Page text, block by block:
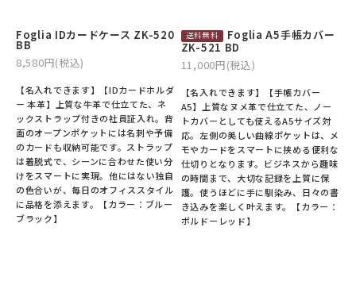
Foglia IDカードケース ZK-520
BB
8,580円(税込)
【名入れできます】【IDカードホルダ
ー 本革】上質な牛革で仕立てた、ネ
ックストラップ付きの社員証入れ。背
面のオープンポケットには名刺や予備
のカードも収納可能です。ストラップ
は着脱式で、シーンに合わせた使い分
けをスマートに実現。他にはない独自
の色合いが、毎日のオフィススタイル
に品格を添えます。【カラー：ブルー
ブラック】
Foglia A5手帳カバー
ZK-521 BD
11,000円(税込)
【名入れできます】【手帳カバー
A5】上質なヌメ革で仕立てた、ノー
トカバーとしても使えるA5サイズ対
応。左側の美しい曲線ポケットは、メ
モやカードをスマートに挟める便利な
仕切りとなります。ビジネスから趣味
の時間まで、大切な記録を上質に保
護。使うほどに手に馴染み、日々の書
き込みを楽しく叶えます。【カラー：
ボルドーレッド】